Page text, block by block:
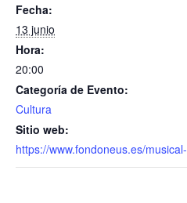
Fecha:
13 junio
Hora:
20:00
Categoría de Evento:
Cultura
Sitio web:
https://www.fondoneus.es/